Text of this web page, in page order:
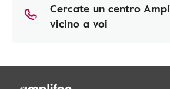
Cercate un centro
vicino a voi